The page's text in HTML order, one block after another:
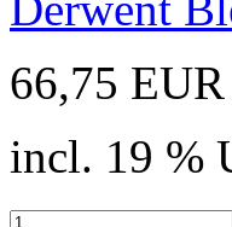
66,75 EUR
incl. 19 %